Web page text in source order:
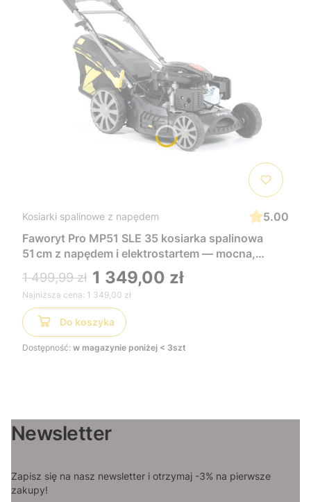
Kosiarki spalinowe z napędem
5.00
Faworyt Pro MP51 SLE 35 kosiarka spalinowa
51 cm z napędem i elektrostartem — mocna,
wygodna i łatwa w uruchomieniu, idealna do
dużych trawników
1 499,99 zł 1 349,00 zł
Najniższa cena: 1 349,00 zł
Do koszyka
Dostępność: w magazynie poniżej < 3szt
Newsletter
Zapisz się na nasz newsletter i otrzymaj -3% na pierwsze
zakupy!